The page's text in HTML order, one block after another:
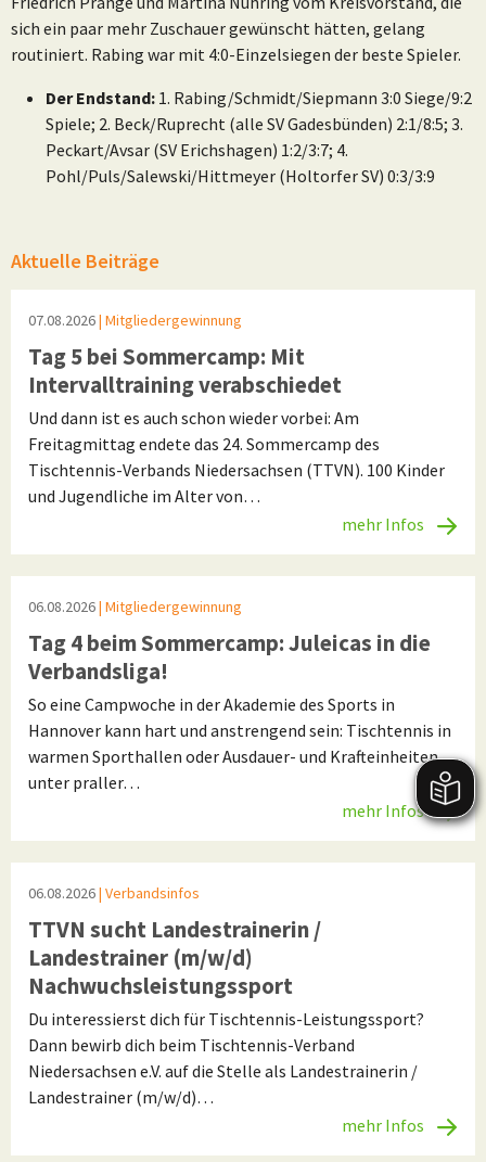
sich ein paar mehr Zuschauer gewünscht hätten, gelang
routiniert. Rabing war mit 4:0-Einzelsiegen der beste Spieler.
Der Endstand: 1. Rabing/Schmidt/Siepmann 3:0 Siege/9:2
Spiele; 2. Beck/Ruprecht (alle SV Gadesbünden) 2:1/8:5; 3.
Peckart/Avsar (SV Erichshagen) 1:2/3:7; 4.
Pohl/Puls/Salewski/Hittmeyer (Holtorfer SV) 0:3/3:9
Aktuelle Beiträge
07.08.2026| Mitgliedergewinnung
Tag 5 bei Sommercamp: Mit
Intervalltraining verabschiedet
Und dann ist es auch schon wieder vorbei: Am
Freitagmittag endete das 24. Sommercamp des
Tischtennis-Verbands Niedersachsen (TTVN). 100 Kinder
und Jugendliche im Alter von…
mehr Infos
06.08.2026| Mitgliedergewinnung
Tag 4 beim Sommercamp: Juleicas in die
Verbandsliga!
So eine Campwoche in der Akademie des Sports in
Hannover kann hart und anstrengend sein: Tischtennis in
warmen Sporthallen oder Ausdauer- und Krafteinheiten
unter praller…
mehr Infos
06.08.2026| Verbandsinfos
TTVN sucht Landestrainerin /
Landestrainer (m/w/d)
Nachwuchsleistungssport
Du interessierst dich für Tischtennis-Leistungssport?
Dann bewirb dich beim Tischtennis-Verband
Niedersachsen e.V. auf die Stelle als Landestrainerin /
Landestrainer (m/w/d)…
mehr Infos